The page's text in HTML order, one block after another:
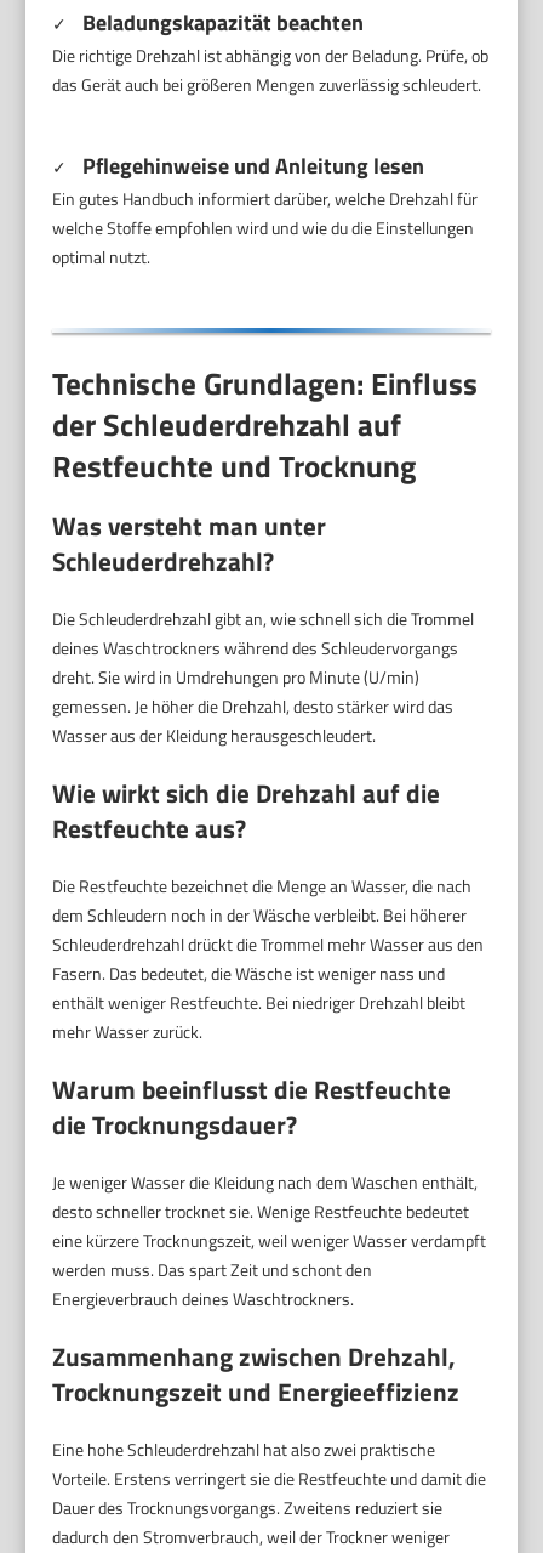
✓ Beladungskapazität beachten
Die richtige Drehzahl ist abhängig von der Beladung. Prüfe, ob
das Gerät auch bei größeren Mengen zuverlässig schleudert.
✓ Pflegehinweise und Anleitung lesen
Ein gutes Handbuch informiert darüber, welche Drehzahl für
welche Stoffe empfohlen wird und wie du die Einstellungen
optimal nutzt.
Technische Grundlagen: Einfluss
der Schleuderdrehzahl auf
Restfeuchte und Trocknung
Was versteht man unter
Schleuderdrehzahl?
Die Schleuderdrehzahl gibt an, wie schnell sich die Trommel
deines Waschtrockners während des Schleudervorgangs
dreht. Sie wird in Umdrehungen pro Minute (U/min)
gemessen. Je höher die Drehzahl, desto stärker wird das
Wasser aus der Kleidung herausgeschleudert.
Wie wirkt sich die Drehzahl auf die
Restfeuchte aus?
Die Restfeuchte bezeichnet die Menge an Wasser, die nach
dem Schleudern noch in der Wäsche verbleibt. Bei höherer
Schleuderdrehzahl drückt die Trommel mehr Wasser aus den
Fasern. Das bedeutet, die Wäsche ist weniger nass und
enthält weniger Restfeuchte. Bei niedriger Drehzahl bleibt
mehr Wasser zurück.
Warum beeinflusst die Restfeuchte
die Trocknungsdauer?
Je weniger Wasser die Kleidung nach dem Waschen enthält,
desto schneller trocknet sie. Wenige Restfeuchte bedeutet
eine kürzere Trocknungszeit, weil weniger Wasser verdampft
werden muss. Das spart Zeit und schont den
Energieverbrauch deines Waschtrockners.
Zusammenhang zwischen Drehzahl,
Trocknungszeit und Energieeffizienz
Eine hohe Schleuderdrehzahl hat also zwei praktische
Vorteile. Erstens verringert sie die Restfeuchte und damit die
Dauer des Trocknungsvorgangs. Zweitens reduziert sie
dadurch den Stromverbrauch, weil der Trockner weniger